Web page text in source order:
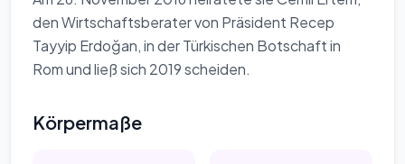
den Wirtschaftsberater von Präsident Recep
Tayyip Erdoğan, in der Türkischen Botschaft in
Rom und ließ sich 2019 scheiden.
Körpermaße